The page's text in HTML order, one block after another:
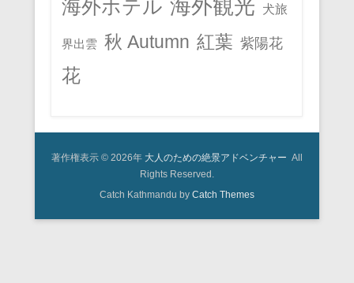
海外ホテル 海外観光 犬旅
界出雲 秋 Autumn 紅葉 紫陽花
花
著作権表示 © 2026年 大人のための絶景アドベンチャー All
Rights Reserved.
Catch Kathmandu by Catch Themes